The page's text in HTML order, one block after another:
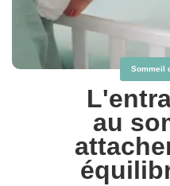
Sommeil
au